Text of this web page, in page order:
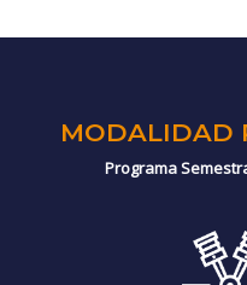
MODALIDAD
Programa